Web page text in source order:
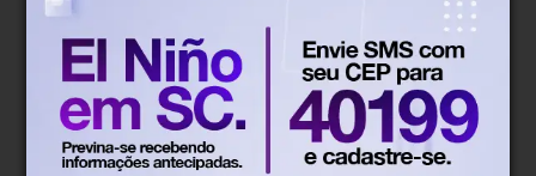
Blumenau, SC
16°
Chuva
15° Máx.27°